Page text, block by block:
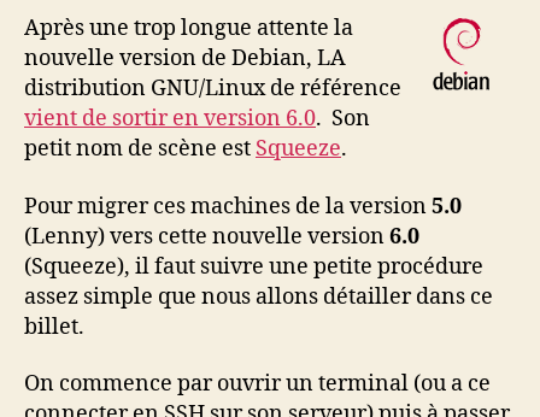
Après une trop longue attente la
nouvelle version de Debian, LA
distribution GNU/Linux de référence
vient de sortir en version 6.0. Son
petit nom de scène est Squeeze.
Pour migrer ces machines de la version5.0
(Lenny) vers cette nouvelle version6.0
(Squeeze), il faut suivre une petite procédure
assez simple que nous allons détailler dans ce
billet.
On commence par ouvrir un terminal (ou a ce